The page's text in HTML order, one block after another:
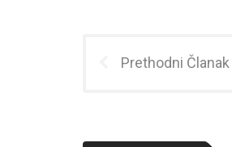
Prethodni Članak